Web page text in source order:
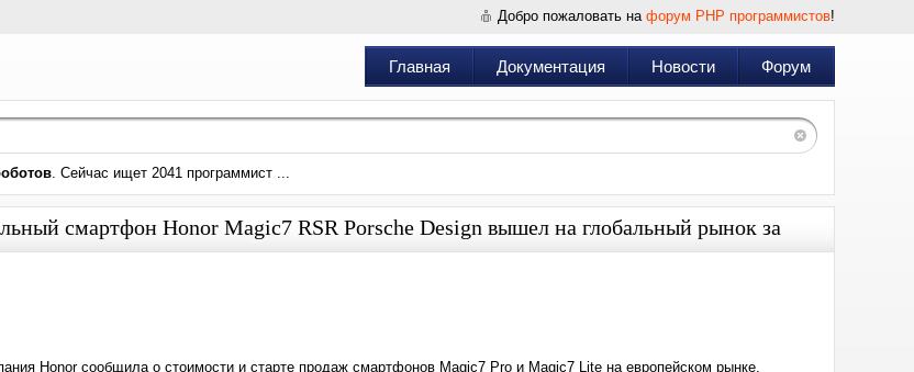
Добро пожаловать на форум PHP программистов!
Главная Документация Новости Форум
. Сейчас ищет 2041 программист ...
смартфон Honor Magic7 RSR Porsche Design вышел на глобальный рынок за
Honor сообщила о стоимости и старте продаж смартфонов Magic7 Pro и Magic7 Lite на европейском рынке.